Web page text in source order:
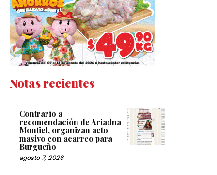
Notas recientes
Contrario a
recomendación de Ariadna
Montiel, organizan acto
masivo con acarreo para
Burgueño
agosto 7, 2026